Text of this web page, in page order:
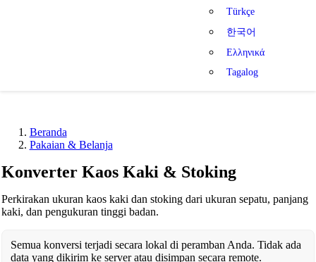
Türkçe
한국어
Ελληνικά
Tagalog
Beranda
Pakaian & Belanja
Konverter Kaos Kaki & Stoking
Perkirakan ukuran kaos kaki dan stoking dari ukuran sepatu, panjang
kaki, dan pengukuran tinggi badan.
Semua konversi terjadi secara lokal di peramban Anda. Tidak ada
data yang dikirim ke server atau disimpan secara remote.